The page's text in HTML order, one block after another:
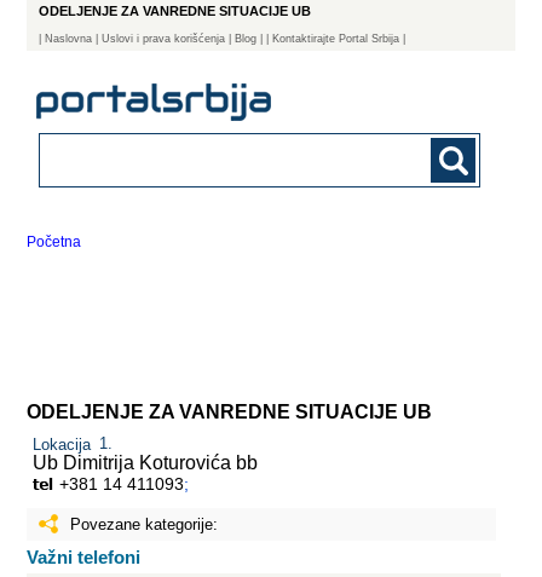
ODELJENJE ZA VANREDNE SITUACIJE UB
Naslovna | Uslovi i prava korišćenja Blog | Kontaktirajte Portal Srbija |
Početna
ODELJENJE ZA VANREDNE SITUACIJE UB
Lokacija
Ub Dimitrija Koturovića bb
+381 14 411093;
Povezane kategorije:
Važni telefoni